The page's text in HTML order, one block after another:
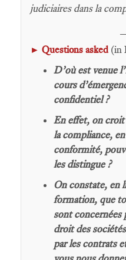
judiciaires dans la
► Questions asked (in
D’où est venue
cours
confidentiel ?
En effet, on croit
la compliance,
conformité,
les distingue ?
On constate, en
formation, que
sont concernées
droit des
par les contrats